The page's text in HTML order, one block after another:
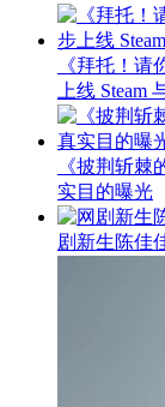
《拜托！
上线 Steam
《披荆斩
实目的曝光
剧新生陈佳